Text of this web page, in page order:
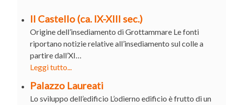
Il Castello (ca. IX-XIII sec.)
Origine dell’insediamento di Grottammare Le fonti
riportano notizie relative all’insediamento sul colle a
partire dall’XI…
Leggi tutto...
Palazzo Laureati
Lo sviluppo dell’edificio L’odierno edificio è frutto di un